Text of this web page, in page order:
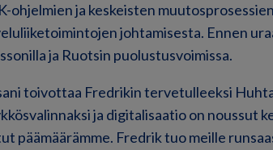
ohjelmien ja keskeisten
johtamisesta. Ennen
ja Ruotsin puolustusvoimissa.
toivottaa Fredrikin tervetulleeksi
ja digitalisaatio on noussut
päämäärämme. Fredrik tuo meille